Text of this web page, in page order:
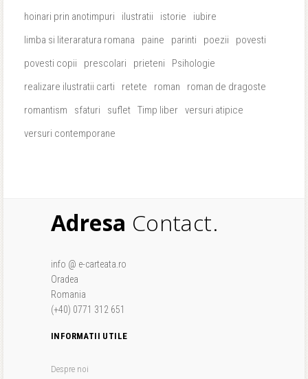
hoinari prin anotimpuri
ilustratii istorie
iubire
limba si literaratura romana
paine parinti poezii
povesti
povesti copii
prescolari prieteni
Psihologie
realizare ilustratii carti
retete roman
roman de dragoste
romantism
sfaturi suflet Timp liber versuri atipice
versuri contemporane
Adresa Contact.
info @ e-carteata.ro
Oradea
Romania
(+40) 0771 312 651
INFORMATII UTILE
Despre noi